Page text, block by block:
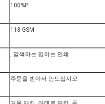
100%P
118 GSM
, 염색하는 입히는 인쇄
주문을 받아서 만드십시오